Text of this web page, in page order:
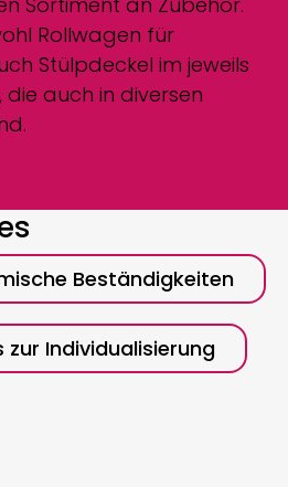
Rollwagen für
Stülpdeckel im jeweils
auch in diversen
Beständigkeiten
zur Individualisierung